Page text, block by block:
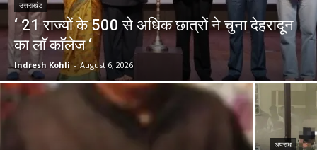
उत्तराखंड
‘ 21 राज्यों के 500 से अधिक छात्रों ने चुना देहरादून
का लाॅ काॅलेज ‘
Indresh Kohli - August 6, 2026
अपराध